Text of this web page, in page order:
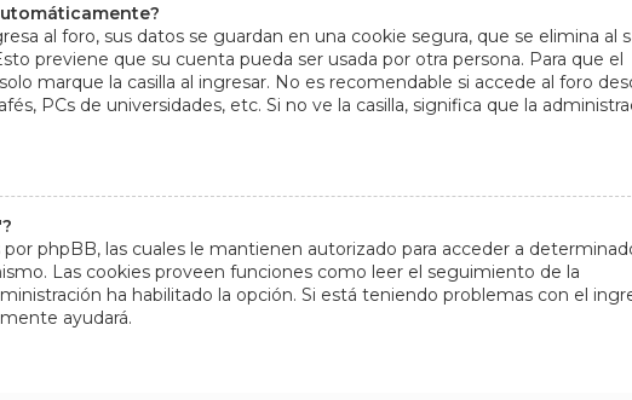
al foro, sus datos se guardan en una cookie segura, que se elimina al
previene que su cuenta pueda ser usada por otra persona. Para que el
marque la casilla al ingresar. No es recomendable si accede al foro
PCs de universidades, etc. Si no ve la casilla, significa que la
por phpBB, las cuales le mantienen autorizado para acceder a
Las cookies proveen funciones como leer el seguimiento de la
ha habilitado la opción. Si está teniendo problemas con el
ayudará.